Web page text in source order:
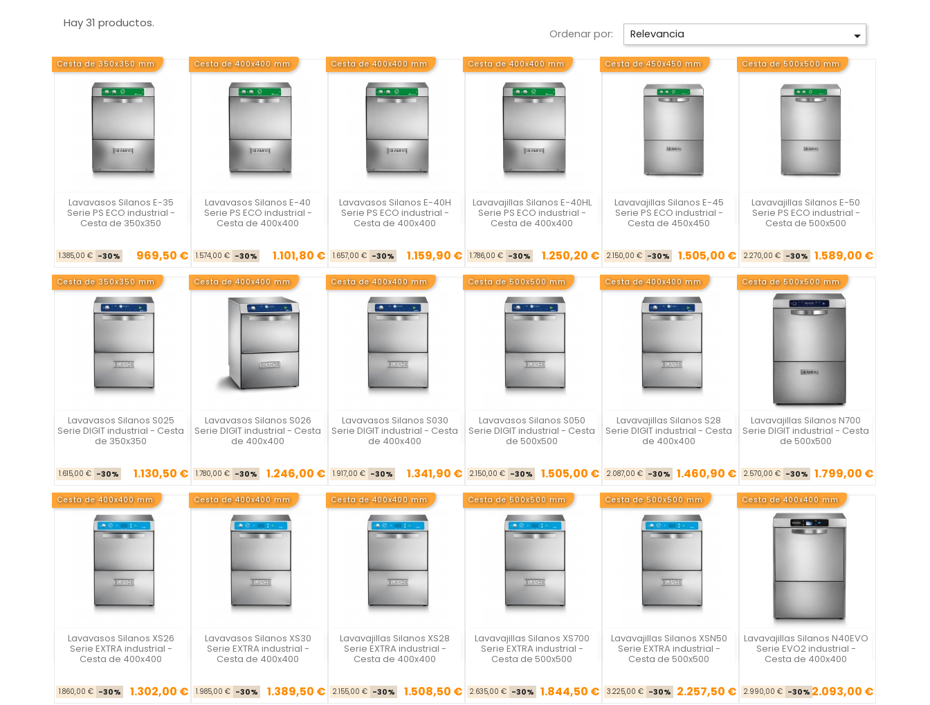
Hay 31 productos.
Ordenar por: Relevancia 
Cesta de 350x350 mm
Lavavasos Silanos E-35
Serie PS ECO industrial -
Cesta de 350x350
Precio base
1.385,00 € -30% Precio
969,50 €
Silanos
Cesta de 400x400 mm
Lavavasos Silanos E-40
Serie PS ECO industrial -
Cesta de 400x400
Precio base
1.574,00 € -30% Precio
1.101,80 €
Silanos
Cesta de 400x400 mm
Lavavasos Silanos E-40H
Serie PS ECO industrial -
Cesta de 400x400
Precio base
1.657,00 € -30% Precio
1.159,90 €
Silanos
Cesta de 400x400 mm
Lavavajillas Silanos E-40HL
Serie PS ECO industrial -
Cesta de 400x400
Precio base
1.786,00 € -30% Precio
1.250,20 €
Silanos
Cesta de 450x450 mm
Lavavajillas Silanos E-45
Serie PS ECO industrial -
Cesta de 450x450
Precio base
2.150,00 € -30% Precio
1.505,00 €
Silanos
Cesta de 500x500 mm
Lavavajillas Silanos E-50
Serie PS ECO industrial -
Cesta de 500x500
Precio base
2.270,00 € -30% Precio
1.589,00 €
Silanos
Cesta de 350x350 mm
Lavavasos Silanos S025
Serie DIGIT industrial - Cesta
de 350x350
Precio base
1.615,00 € -30% Precio
1.130,50 €
Silanos
Cesta de 400x400 mm
Lavavasos Silanos S026
Serie DIGIT industrial - Cesta
de 400x400
Precio base
1.780,00 € -30% Precio
1.246,00 €
Silanos
Cesta de 400x400 mm
Lavavasos Silanos S030
Serie DIGIT industrial - Cesta
de 400x400
Precio base
1.917,00 € -30% Precio
1.341,90 €
Silanos
Cesta de 500x500 mm
Lavavasos Silanos S050
Serie DIGIT industrial - Cesta
de 500x500
Precio base
2.150,00 € -30% Precio
1.505,00 €
Silanos
Cesta de 400x400 mm
Lavavajillas Silanos S28
Serie DIGIT industrial - Cesta
de 400x400
Precio base
2.087,00 € -30% Precio
1.460,90 €
Silanos
Cesta de 500x500 mm
Lavavajillas Silanos N700
Serie DIGIT industrial - Cesta
de 500x500
Precio base
2.570,00 € -30% Precio
1.799,00 €
Silanos
Cesta de 400x400 mm
Lavavasos Silanos XS26
Serie EXTRA industrial -
Cesta de 400x400
Precio base
1.860,00 € -30% Precio
1.302,00 €
Silanos
Cesta de 400x400 mm
Lavavasos Silanos XS30
Serie EXTRA industrial -
Cesta de 400x400
Precio base
1.985,00 € -30% Precio
1.389,50 €
Silanos
Cesta de 400x400 mm
Lavavajillas Silanos XS28
Serie EXTRA industrial -
Cesta de 400x400
Precio base
2.155,00 € -30% Precio
1.508,50 €
Silanos
Cesta de 500x500 mm
Lavavajillas Silanos XS700
Serie EXTRA industrial -
Cesta de 500x500
Precio base
2.635,00 € -30% Precio
1.844,50 €
Silanos
Cesta de 500x500 mm
Lavavajillas Silanos XSN50
Serie EXTRA industrial -
Cesta de 500x500
Precio base
3.225,00 € -30% Precio
2.257,50 €
Silanos
Cesta de 400x400 mm
Lavavajillas Silanos N40EVO
Serie EVO2 industrial -
Cesta de 400x400
Precio base
2.990,00 € -30% Precio
2.093,00 €
Silanos